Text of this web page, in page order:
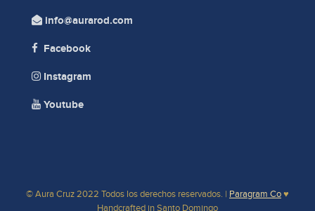
 info@aurarod.com
 Facebook
 Instagram
 Youtube
© Aura Cruz 2022 Todos los derechos reservados. | Paragram Co♥
Handcrafted in Santo Domingo